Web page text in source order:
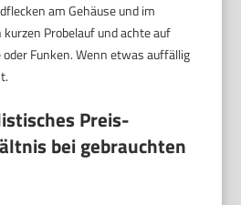
am Gehäuse und im
Probelauf und achte auf
Funken. Wenn etwas auffällig
Preis-
bei gebrauchten